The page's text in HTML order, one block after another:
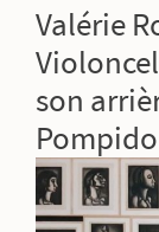
Valérie
son